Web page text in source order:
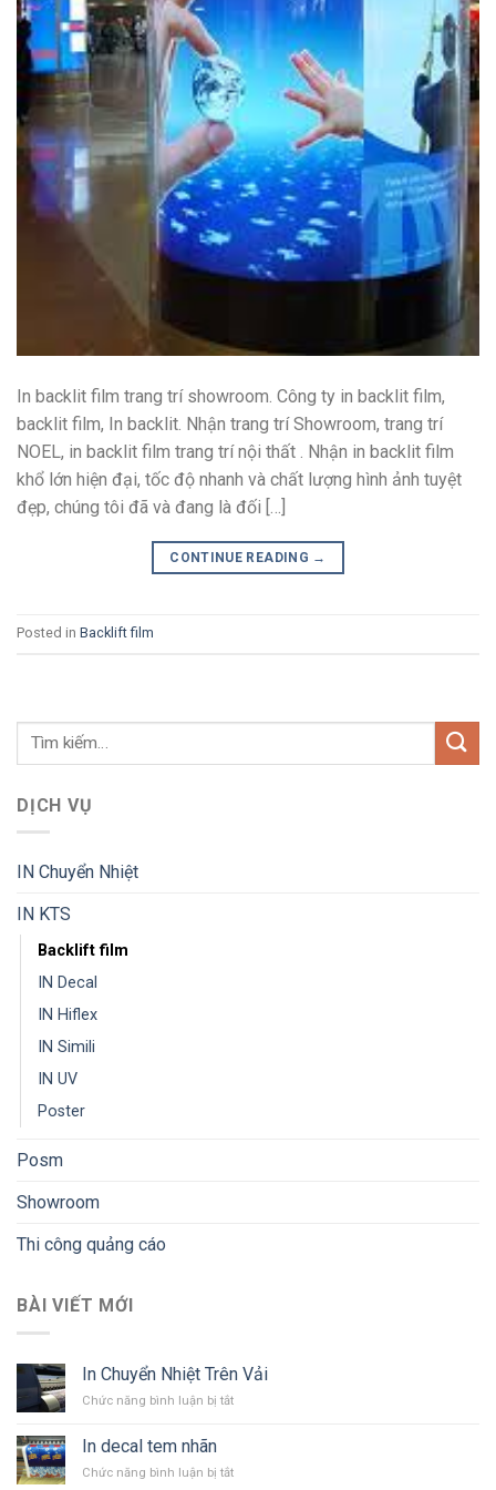
In backlit film trang trí showroom. Công ty in backlit film,
backlit film, In backlit. Nhận trang trí Showroom, trang trí
NOEL, in backlit film trang trí nội thất . Nhận in backlit film
khổ lớn hiện đại, tốc độ nhanh và chất lượng hình ảnh tuyệt
đẹp, chúng tôi đã và đang là đối […]
CONTINUE READING →
Posted in Backlift film
DỊCH VỤ
IN Chuyển Nhiệt
IN KTS
Backlift film
IN Decal
IN Hiflex
IN Simili
IN UV
Poster
Posm
Showroom
Thi công quảng cáo
BÀI VIẾT MỚI
In Chuyển Nhiệt Trên Vải
Chức năng bình luận bị tắtở
Trên
In decal tem nhãn
Chức năng bình luận bị tắtở